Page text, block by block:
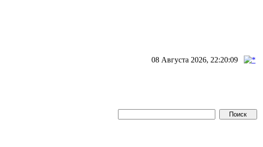
08 Августа 2026, 22:20:09